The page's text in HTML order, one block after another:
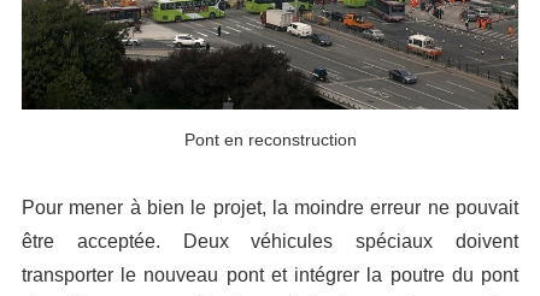
Pont en reconstruction
Pour mener à bien le projet, la moindre erreur ne pouvait
être acceptée. Deux véhicules spéciaux doivent
transporter le nouveau pont et intégrer la poutre du pont